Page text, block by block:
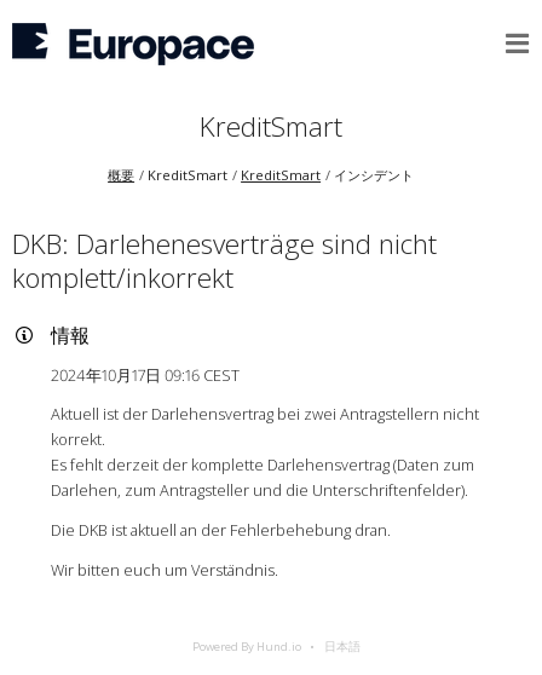
KreditSmart
概要 KreditSmart KreditSmart インシデント
DKB: Darlehenesverträge sind nicht
komplett/inkorrekt
情報
2024年10月17日 09:16 CEST
Aktuell ist der Darlehensvertrag bei zwei Antragstellern nicht
korrekt.
Es fehlt derzeit der komplette Darlehensvertrag (Daten zum
Darlehen, zum Antragsteller und die Unterschriftenfelder).
Die DKB ist aktuell an der Fehlerbehebung dran.
Wir bitten euch um Verständnis.
Powered By Hund.io 日本語